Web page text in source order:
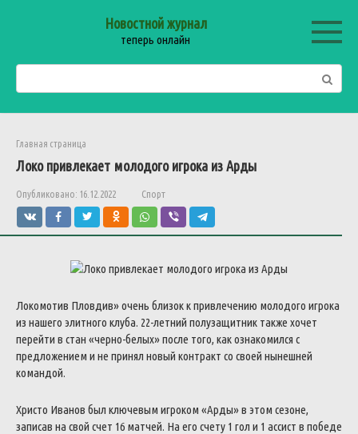
Новостной журнал
теперь онлайн
Главная страница
Локо привлекает молодого игрока из Арды
Опубликовано: 16.12.2022 Спорт
Локомотив Пловдив» очень близок к привлечению молодого игрока
из нашего элитного клуба. 22-летний полузащитник также хочет
перейти в стан «черно-белых» после того, как ознакомился с
предложением и не принял новый контракт со своей нынешней
командой.
Христо Иванов был ключевым игроком «Арды» в этом сезоне,
записав на свой счет 16 матчей. На его счету 1 гол и 1 ассист в победе